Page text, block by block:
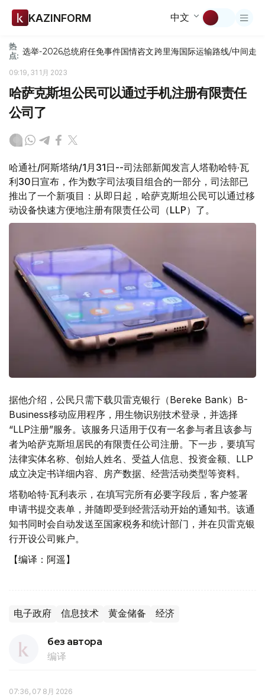
KAZINFORM 中文
热
点: 选举-2026总统府任免事件国情咨文跨里海国际运输路线/中间走廊
09:19, 31 1月 2023
哈萨克斯坦公民可以通过手机注册有限责任
公司了
哈通社/阿斯塔纳/1月31日--司法部新闻发言人塔勒哈特·瓦
利30日宣布，作为数字司法项目组合的一部分，司法部已
推出了一个新项目：从即日起，哈萨克斯坦公民可以通过移
动设备快速方便地注册有限责任公司（LLP）了。
据他介绍，公民只需下载贝雷克银行（Bereke Bank）B-
Business移动应用程序，用生物识别技术登录，并选择
“LLP注册”服务。该服务只适用于仅有一名参与者且该参与
者为哈萨克斯坦居民的有限责任公司注册。下一步，要填写
法律实体名称、创始人姓名、受益人信息、投资金额、LLP
成立决定书详细内容、房产数据、经营活动类型等资料。
塔勒哈特·瓦利表示，在填写完所有必要字段后，客户签署
申请书提交表单，并随即受到经营活动开始的通知书。该通
知书同时会自动发送至国家税务和统计部门，并在贝雷克银
行开设公司账户。
【编译：阿遥】
电子政府 信息技术 黄金储备 经济
без автора
编译
07:36, 07 8月 2026